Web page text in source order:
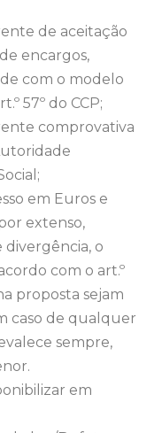
de aceitação
encargos,
com o modelo
57º do CCP;
comprovativa
em Euros e
extenso,
divergência, o
com o art.º
proposta sejam
caso de qualquer
sempre,
em